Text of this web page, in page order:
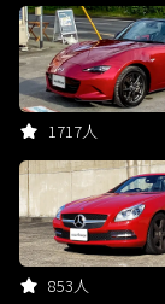
1717人
853人